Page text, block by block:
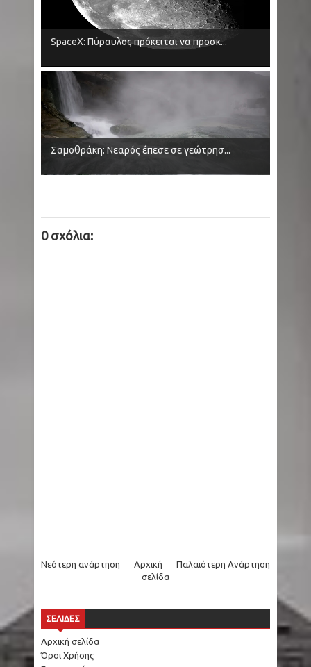
SpaceX: Πύραυλος πρόκειται να προσκ...
Σαμοθράκη: Νεαρός έπεσε σε γεώτρησ...
0 σχόλια:
Νεότερη ανάρτηση Παλαιότερη Ανάρτηση
Αρχική
σελίδα
ΣΕΛΙΔΕΣ
Αρχική σελίδα
Όροι Χρήσης